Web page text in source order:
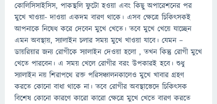
কোলিসিসাইসিস, পাকস্থলি ফুটো হওয়া এবং কিছু অপারেশনের পর
মুখে খাওয়া- দাওয়া একদম বারণ থাকে। এসব ক্ষেত্রে চিকিৎসকই
আপনাকে নিষেধ করে দেবেন মুখে খেতে। তবে মুখে খেয়ে যাচ্ছেন
এমন অবস্থায়, স্যালাইন চলার সময় মুখে খাওয়া যাবে। যেমন –
ডায়রিয়ার জন্য রোগীকে স্যালাইন দেওয়া হলো , তখন কিন্তু রোগী মুখে
খেতে পারবেন। এ সময় খেলে রোগীর বরং উপকারই হবে। শুধু
স্যালাইন নয় শিরাপথে রক্ত পরিসঞ্চালনকালেও মুখে খাবার গ্রহণ
করতে কোনো বাধা থাকে না। তবে রোগীর অবস্থাভেদে চিকিৎসক
বিশেষ কোনো কারণে কারো কারো ক্ষেত্রে মুখে খেতে বারণ করতে